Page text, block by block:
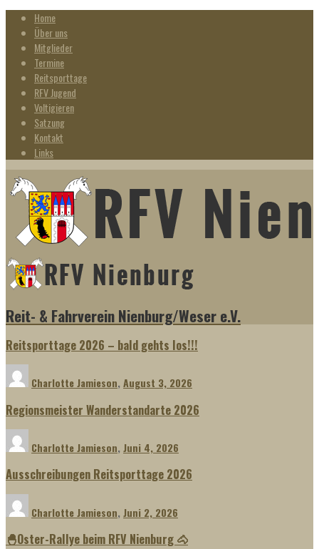
Home
Über uns
Mitglieder
Termine
Reitsporttage
RFV Jugend
Voltigieren
Satzung
Kontakt
Links
Reit- & Fahrverein Nienburg/Weser e.V.
Reitsporttage 2026 – bald gehts los!!!
Charlotte Jamieson, August 3, 2026
Regionsmeister Wanderstandarte 2026
Charlotte Jamieson, Juni 4, 2026
Ausschreibungen Reitsporttage 2026
Charlotte Jamieson, Juni 2, 2026
🐣Oster-Rallye beim RFV Nienburg 🐴